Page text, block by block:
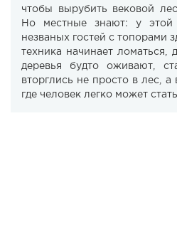
чтобы вырубить вековой
Но местные знают: у
незваных гостей с топорами
техника начинает ломаться,
деревья будто оживают,
вторглись не просто в лес, а
где человек легко может